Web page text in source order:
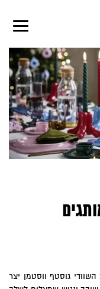
גוסטף ווסטמן יצר